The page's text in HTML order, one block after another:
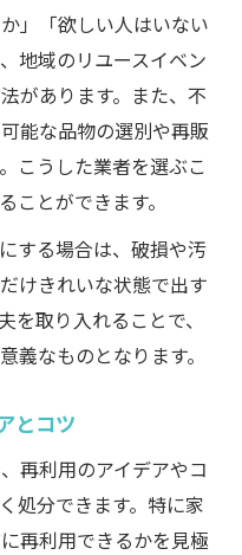
」「欲しい人はいない
地域のリユースイベン
があります。また、不
能な品物の選別や再販
こうした業者を選ぶこ
ことができます。
する場合は、破損や汚
けきれいな状態で出す
を取り入れることで、
義なものとなります。
とコツ
再利用のアイデアやコ
処分できます。特に家
再利用できるかを見極